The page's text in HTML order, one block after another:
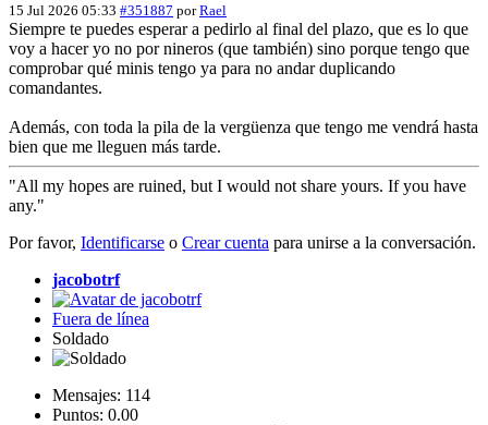
15 Jul 2026 05:33 #351887 porRael
Siempre te puedes esperar a pedirlo al final del plazo, que es lo que
voy a hacer yo no por nineros (que también) sino porque tengo que
comprobar qué minis tengo ya para no andar duplicando
comandantes.
Además, con toda la pila de la vergüenza que tengo me vendrá hasta
bien que me lleguen más tarde.
"All my hopes are ruined, but I would not share yours. If you have
any."
Por favor, Identificarse o Crear cuenta para unirse a la conversación.
jacobotrf
Fuera de línea
Soldado
Mensajes: 114
Puntos: 0.00